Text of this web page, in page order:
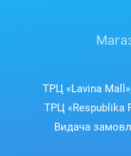
ТРЦ «Lavina
ТРЦ «Respublika
Видача